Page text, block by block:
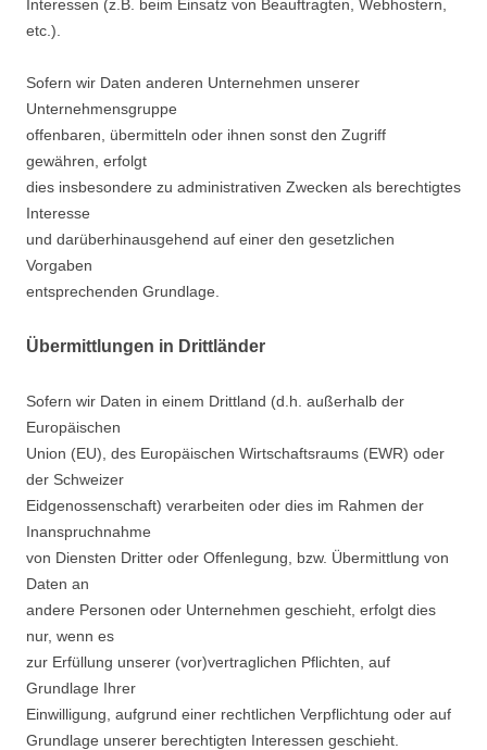
Interessen (z.B. beim Einsatz von Beauftragten, Webhostern,
etc.).
Sofern wir Daten anderen Unternehmen unserer
Unternehmensgruppe
offenbaren, übermitteln oder ihnen sonst den Zugriff
gewähren, erfolgt
dies insbesondere zu administrativen Zwecken als berechtigtes
Interesse
und darüberhinausgehend auf einer den gesetzlichen
Vorgaben
entsprechenden Grundlage.
Übermittlungen in Drittländer
Sofern wir Daten in einem Drittland (d.h. außerhalb der
Europäischen
Union (EU), des Europäischen Wirtschaftsraums (EWR) oder
der Schweizer
Eidgenossenschaft) verarbeiten oder dies im Rahmen der
Inanspruchnahme
von Diensten Dritter oder Offenlegung, bzw. Übermittlung von
Daten an
andere Personen oder Unternehmen geschieht, erfolgt dies
nur, wenn es
zur Erfüllung unserer (vor)vertraglichen Pflichten, auf
Grundlage Ihrer
Einwilligung, aufgrund einer rechtlichen Verpflichtung oder auf
Grundlage unserer berechtigten Interessen geschieht.